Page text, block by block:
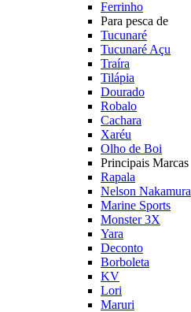
Ferrinho
Para pesca de
Tucunaré
Tucunaré Açu
Traíra
Tilápia
Dourado
Robalo
Cachara
Xaréu
Olho de Boi
Principais Marcas
Rapala
Nelson Nakamura
Marine Sports
Monster 3X
Yara
Deconto
Borboleta
KV
Lori
Maruri